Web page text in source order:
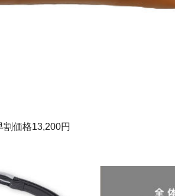
価格13,200円